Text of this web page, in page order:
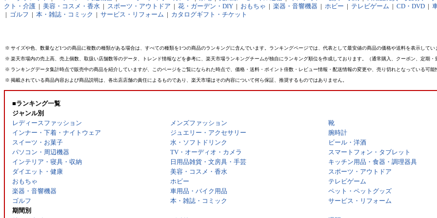
クト・介護 | 美容・コスメ・香水 | スポーツ・アウトドア | 花・ガーデン・DIY | おもちゃ | 楽器・音響機器 | ホビー | テレビゲーム | CD・DVD |
| ゴルフ | 本・雑誌・コミック | サービス・リフォーム | カタログギフト・チケット
※ サイズや色、数量など1つの商品に複数の種類がある場合は、すべての種類を1つの商品のランキングに含んでいます。ランキングページでは、代表として最安値の商品の価格や送料を表示してい
※ 楽天市場内の売上高、売上個数、取扱い店舗数等のデータ、トレンド情報などを参考に、楽天市場ランキングチームが独自にランキング順位を作成しております。（通常購入、クーポン、定期
※ ランキングデータ集計時点で販売中の商品を紹介していますが、このページをご覧になられた時点で、価格・送料・ポイント倍数・レビュー情報・配送情報の変更や、売り切れとなっている可
※ 掲載されている商品内容および商品説明は、各出店店舗の責任によるものであり、楽天市場はその内容について何ら保証、推奨するものではありません。
■ランキング一覧
ジャンル別
レディースファッション
メンズファッション
靴
インナー・下着・ナイトウェア
ジュエリー・アクセサリー
腕時計
スイーツ・お菓子
水・ソフトドリンク
ビール・洋酒
パソコン・周辺機器
TV・オーディオ・カメラ
スマートフォン・タブレット
インテリア・寝具・収納
日用品雑貨・文房具・手芸
キッチン用品・食器・調理器具
ダイエット・健康
美容・コスメ・香水
スポーツ・アウトドア
おもちゃ
ホビー
テレビゲーム
楽器・音響機器
車用品・バイク用品
ペット・ペットグッズ
ゴルフ
本・雑誌・コミック
サービス・リフォーム
期間別